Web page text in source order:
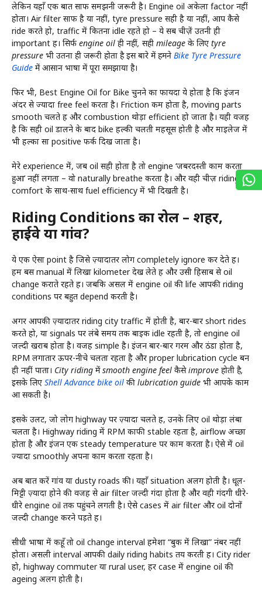
लेकिन यहाँ एक बात साफ समझनी जरूरी है। Engine oil अकेला factor नहीं
होता। Air filter साफ है या नहीं, tyre pressure सही है या नहीं, आप कैसे
ride करते हो, traffic में कितना idle रहते हो – ये सब चीज़ें उतनी ही
important हैं। सिर्फ engine oil ही नहीं, सही mileage के लिए tyre
pressure भी उतना ही जरूरी होता है इस बारे में हमने Bike Tyre Pressure
Guide में आसान भाषा में पूरा समझाया है।
फिर भी, Best Engine Oil for Bike चुनने का फायदा ये होता है कि इंजन
अंदर से ज्यादा free feel करता है। Friction कम होता है, moving parts
smooth चलते हैं और combustion थोड़ा efficient हो जाता है। यही वजह
है कि सही oil डालने के बाद bike हल्की चलती महसूस होती है और माइलेज में
भी हल्का सा positive फर्क दिख जाता है।
मेरे experience में, जब oil सही होता है तो engine ‘जबरदस्ती काम करता
हुआ’ नहीं लगता – वो naturally breathe करता है। और वही चीज़ riding
comfort के साथ-साथ fuel efficiency में भी दिखती है।
Riding Conditions का रोल – शहर,
हाईवे या गांव?
ये एक ऐसा point है जिसे ज़्यादातर लोग completely ignore कर देते हैं।
हम बस manual में लिखा kilometer देख लेते हैं और उसी हिसाब से oil
change कराते रहते हैं। जबकि असल में engine oil की life आपकी riding
conditions पर बहुत depend करती है।
अगर आपकी ज़्यादातर riding city traffic में होती है, बार-बार short rides
करते हो, या signals पर लंबे समय तक बाइक idle रहती है, तो engine oil
जल्दी खराब होता है। वजह simple है। इंजन बार-बार गरम और ठंडा होता है,
RPM लगातार ऊपर-नीचे चलता रहता है और proper lubrication cycle बन
ही नहीं पाता। City riding में smooth engine feel कैसे improve होती है,
इसके लिए Shell Advance bike oil की lubrication guide भी आपके काम
आ सकती है।
इसके उलट, जो लोग highway पर ज़्यादा चलते हैं, उनके लिए oil थोड़ा लंबा
चलता है। Highway riding में RPM काफी stable रहता है, airflow अच्छा
होता है और इंजन एक steady temperature पर काम करता है। ऐसे में oil
ज्यादा smoothly अपना काम करता रहता है।
अब बात करें गांव या dusty roads की। यहाँ situation अलग होती है। धूल-
मिट्टी ज़्यादा होने की वजह से air filter जल्दी गंदा होता है और वही गंदगी धीरे-
धीरे engine oil तक पहुंचने लगती है। ऐसे cases में air filter और oil दोनों
जल्दी change करने पड़ते हैं।
सीधी भाषा में कहूँ तो oil change interval हमेशा “बुक में लिखा” नंबर नहीं
होता। असली interval आपकी daily riding habits तय करती हैं। City rider
हो, highway commuter या rural user, हर case में engine oil की
ageing अलग होती है।